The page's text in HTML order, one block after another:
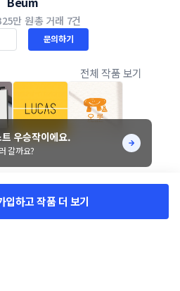
만 원총 거래 7건
문의하기
전체 작품 보기
아요 6
입하고 작품 더 보기
우승작이에요.
갈까요?